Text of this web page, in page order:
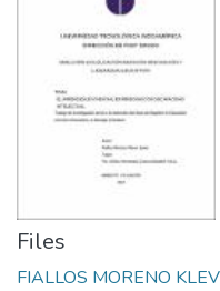
Files
FIALLOS MORENO